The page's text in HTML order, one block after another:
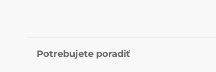
Potrebujete poradiť